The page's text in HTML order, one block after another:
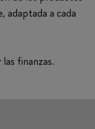
adaptada a cada
finanzas.